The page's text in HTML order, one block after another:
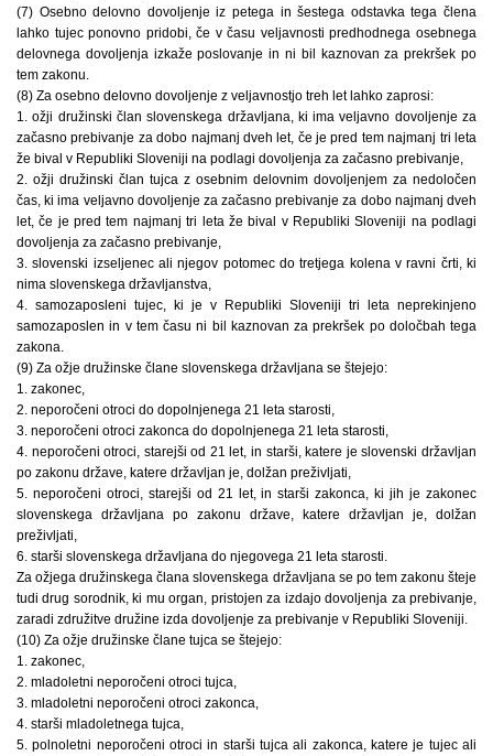
(7) Osebno delovno dovoljenje iz petega in šestega odstavka tega člena
lahko tujec ponovno pridobi, če v času veljavnosti predhodnega osebnega
delovnega dovoljenja izkaže poslovanje in ni bil kaznovan za prekršek po
tem zakonu.
(8) Za osebno delovno dovoljenje z veljavnostjo treh let lahko zaprosi:
1. ožji družinski član slovenskega državljana, ki ima veljavno dovoljenje za
začasno prebivanje za dobo najmanj dveh let, če je pred tem najmanj tri leta
že bival v Republiki Sloveniji na podlagi dovoljenja za začasno prebivanje,
2. ožji družinski član tujca z osebnim delovnim dovoljenjem za nedoločen
čas, ki ima veljavno dovoljenje za začasno prebivanje za dobo najmanj dveh
let, če je pred tem najmanj tri leta že bival v Republiki Sloveniji na podlagi
dovoljenja za začasno prebivanje,
3. slovenski izseljenec ali njegov potomec do tretjega kolena v ravni črti, ki
nima slovenskega državljanstva,
4. samozaposleni tujec, ki je v Republiki Sloveniji tri leta neprekinjeno
samozaposlen in v tem času ni bil kaznovan za prekršek po določbah tega
zakona.
(9) Za ožje družinske člane slovenskega državljana se štejejo:
1. zakonec,
2. neporočeni otroci do dopolnjenega 21 leta starosti,
3. neporočeni otroci zakonca do dopolnjenega 21 leta starosti,
4. neporočeni otroci, starejši od 21 let, in starši, katere je slovenski državljan
po zakonu države, katere državljan je, dolžan preživljati,
5. neporočeni otroci, starejši od 21 let, in starši zakonca, ki jih je zakonec
slovenskega državljana po zakonu države, katere državljan je, dolžan
preživljati,
6. starši slovenskega državljana do njegovega 21 leta starosti.
Za ožjega družinskega člana slovenskega državljana se po tem zakonu šteje
tudi drug sorodnik, ki mu organ, pristojen za izdajo dovoljenja za prebivanje,
zaradi združitve družine izda dovoljenje za prebivanje v Republiki Sloveniji.
(10) Za ožje družinske člane tujca se štejejo:
1. zakonec,
2. mladoletni neporočeni otroci tujca,
3. mladoletni neporočeni otroci zakonca,
4. starši mladoletnega tujca,
5. polnoletni neporočeni otroci in starši tujca ali zakonca, katere je tujec ali